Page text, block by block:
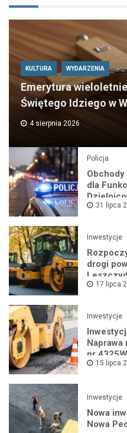
KULTURA WYDARZENIA
Emerytura
Świętego Idziego w
4 sierpnia 2026
Policja
Obchody
dla
31 lipca
Inwestycje
drogi
17 lipca
Inwestycje
nr 4325W
15 lipca
Inwestycje
Nowa
Nowa